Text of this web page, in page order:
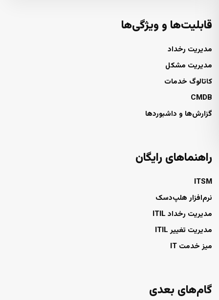
قابلیت‌ها و ویژگی‌ها
مدیریت رخداد
مدیریت مشکل
کاتالوگ خدمات
CMDB
گزارش‌ها و داشبوردها
راهنماهای رایگان
ITSM
نرم‌افزار هلپ‌دسک
مدیریت رخداد ITIL
مدیریت تغییر ITIL
میز خدمت IT
گام‌های بعدی